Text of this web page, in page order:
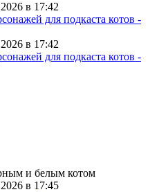
в 17:42
в 17:42
и белым котом
в 17:45